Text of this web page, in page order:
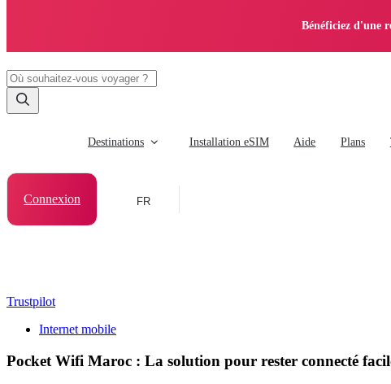
Bénéficiez d'une
Destinations Installation eSIM Aide Plans
Connexion FR
Trustpilot
Internet mobile
Pocket Wifi Maroc : La solution pour rester connecté